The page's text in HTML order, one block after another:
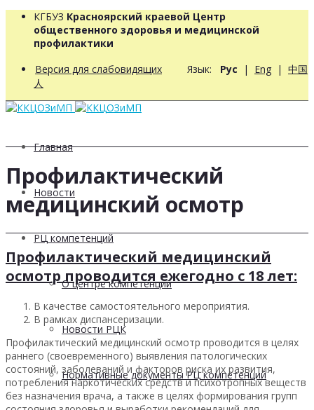
КГБУЗ Красноярский краевой Центр
общественного здоровья и медицинской
профилактики
Версия для слабовидящих Язык: Рус | Eng | 中国
人
Главная
Новости
РЦ компетенций
О центре компетенций
Новости РЦК
Нормативные документы РЦ компетенций
Профилактический
медицинский осмотр
Профилактический медицинский
осмотр проводится ежегодно с 18 лет:
В качестве самостоятельного мероприятия.
В рамках диспансеризации.
Профилактический медицинский осмотр проводится в целях
раннего (своевременного) выявления патологических
состояний, заболеваний и факторов риска их развития,
потребления наркотических средств и психотропных веществ
без назначения врача, а также в целях формирования групп